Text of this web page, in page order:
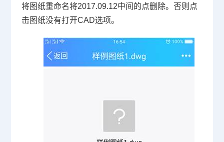
将图纸重命名将2017.09.12中间的点删除。否则点
击图纸没有打开CAD选项。